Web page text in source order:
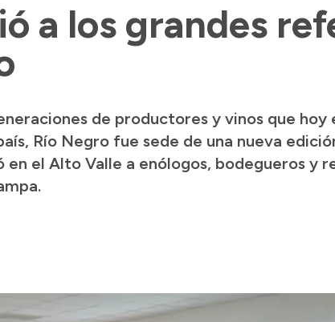
a los grandes
de productores y vinos que hoy
Río Negro fue sede de una nueva
en el Alto Valle a enólogos, bodegueros y